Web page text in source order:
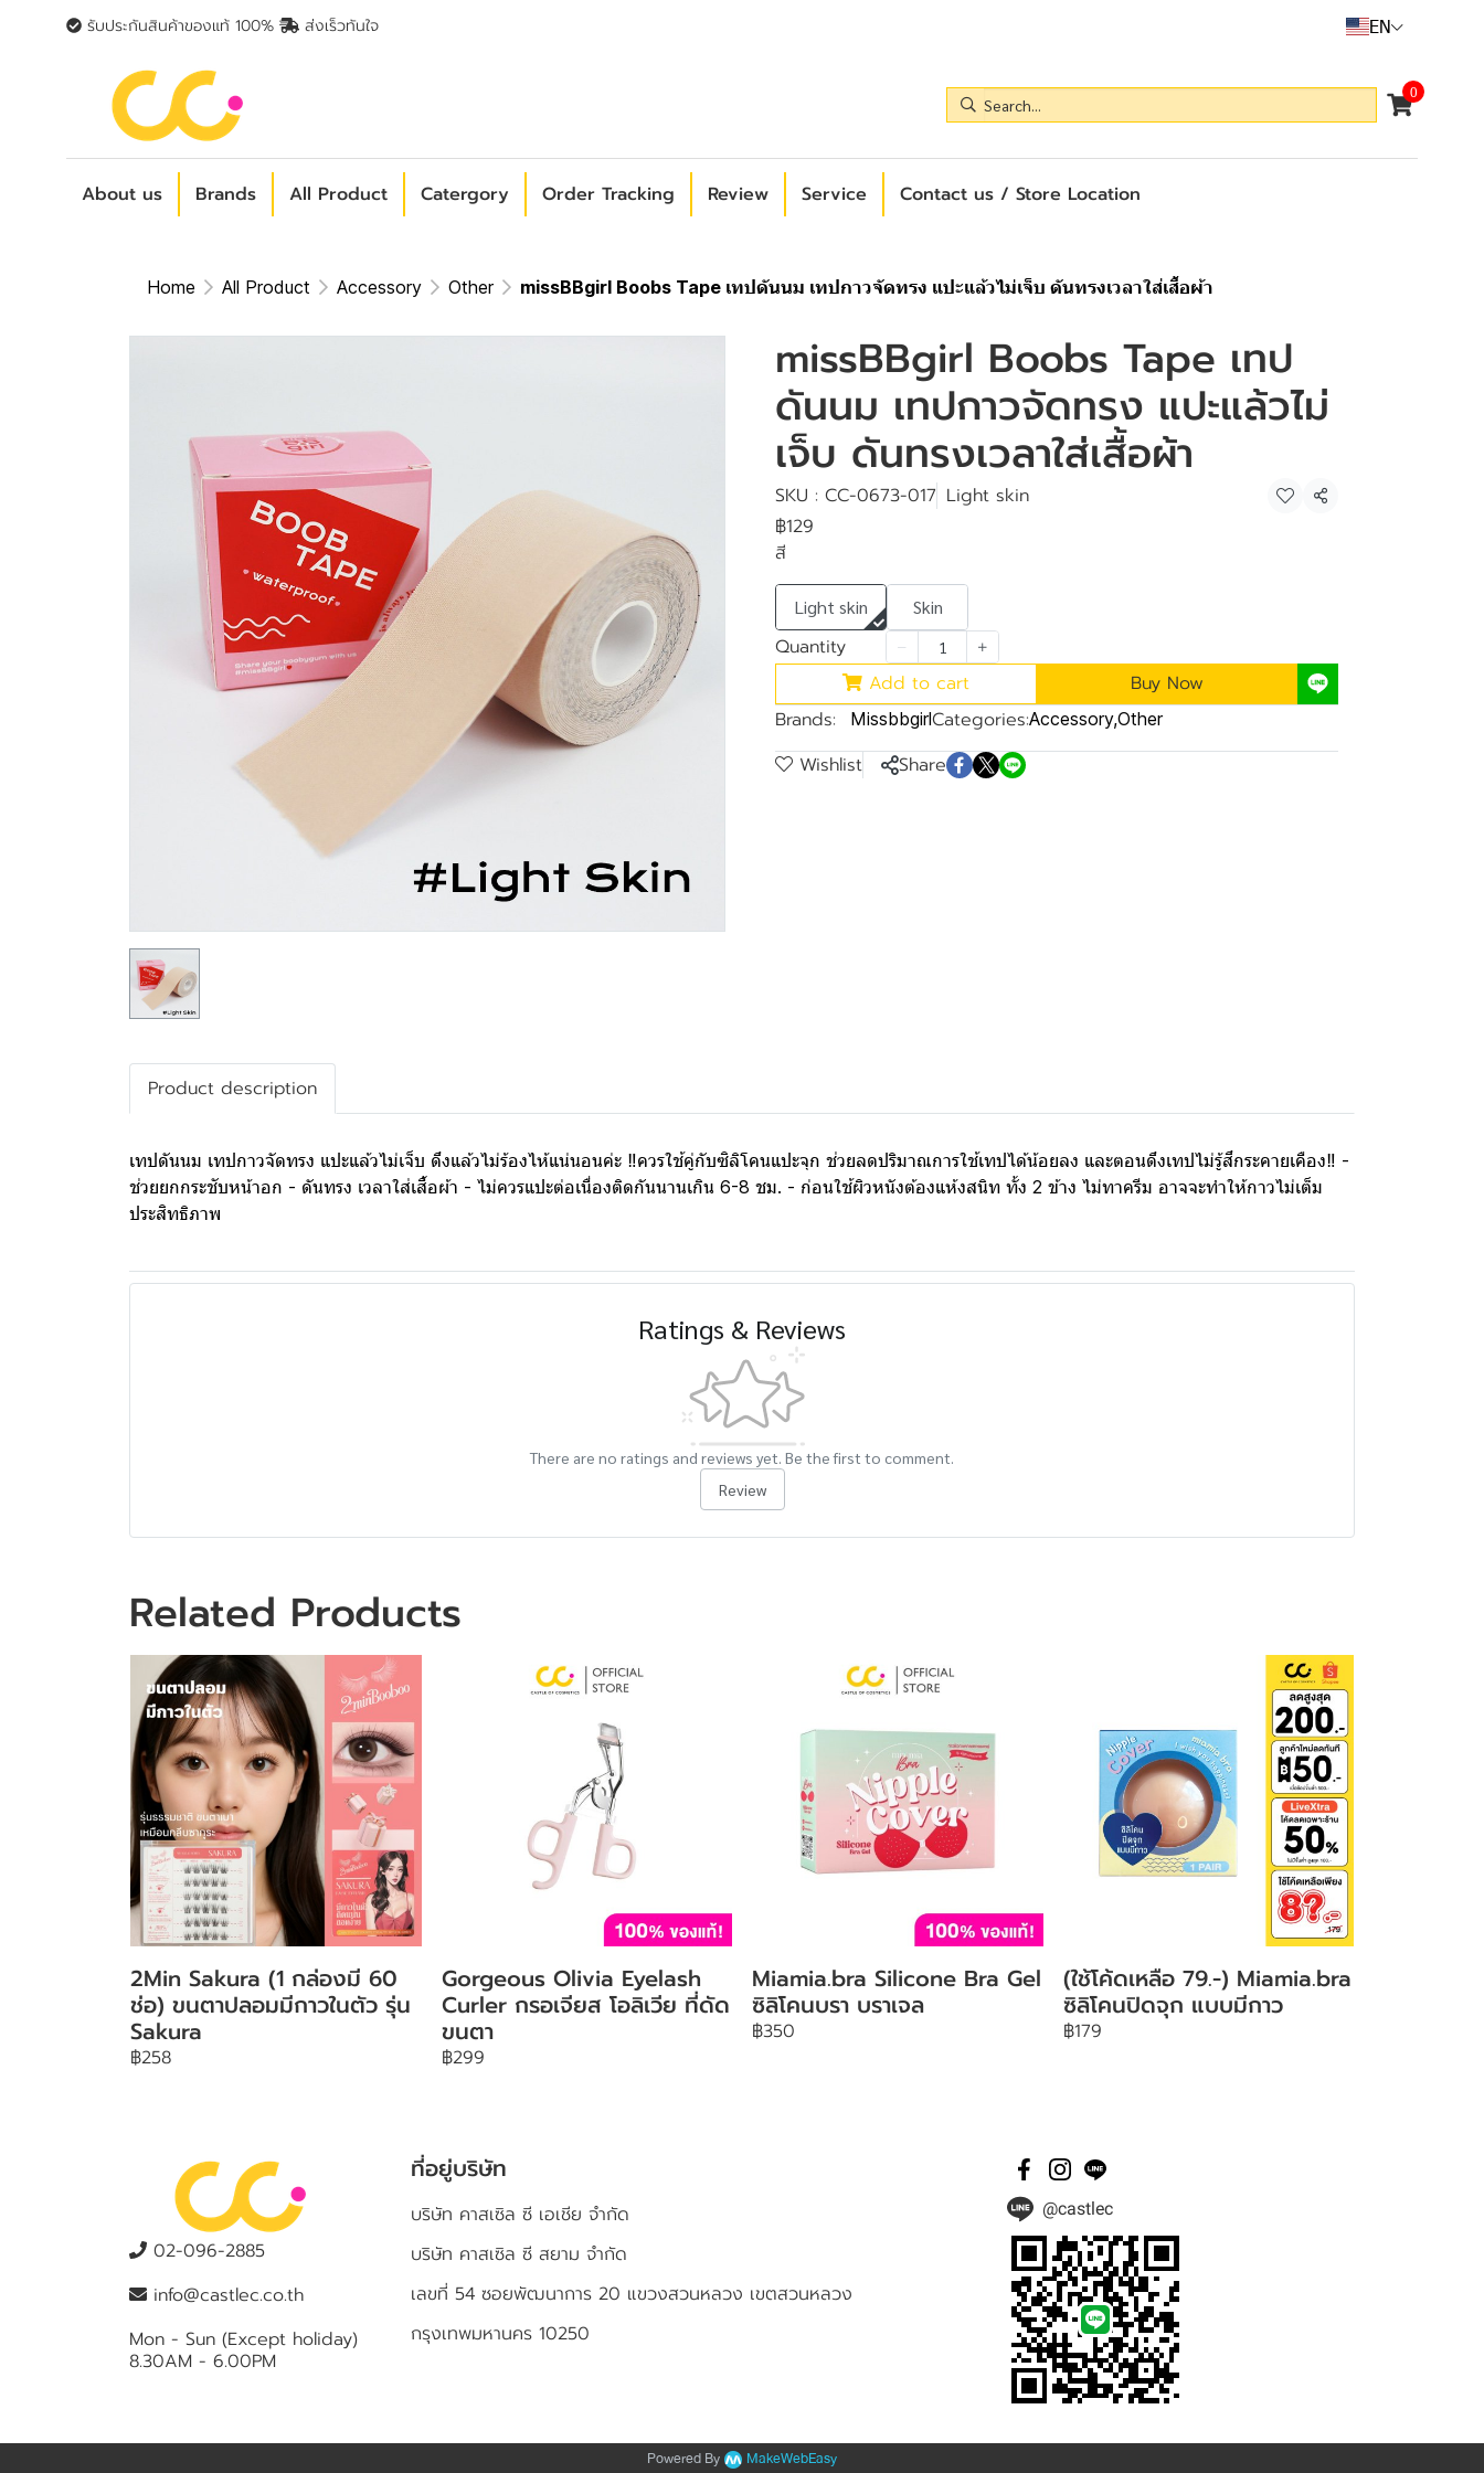
รับประกันสินค้าของแท้ 100% ส่งเร็วทันใจ EN
0
About us Brands All Product Catergory Order Tracking Review Service Contact us / Store Location
Home All Product Accessory Other missBBgirl Boobs Tape เทปดันนม เทปกาวจัดทรง แปะแล้วไม่เจ็บ ดันทรงเวลาใส่เสื้อผ้า
missBBgirl Boobs Tape เทป
ดันนม เทปกาวจัดทรง แปะแล้วไม่
เจ็บ ดันทรงเวลาใส่เสื้อผ้า
SKU : CC-0673-017 Light skin
Share
฿129
สี
Light skin Skin
Quantity
Add to cart
Buy Now
Brands:
MissbbgirlCategories:Accessory,Other
Wishlist Share
Product description
เทปดันนม เทปกาวจัดทรง แปะแล้วไม่เจ็บ ดึงแล้วไม่ร้องไห้แน่นอนค่ะ ‼ควรใช้คู่กับซิลิโคนแปะจุก ช่วยลดปริมาณการใช้เทปได้น้อยลง และตอนดึงเทปไม่รู้สึกระคายเคือง‼ -
ช่วยยกกระชับหน้าอก - ดันทรง เวลาใส่เสื้อผ้า - ไม่ควรแปะต่อเนื่องติดกันนานเกิน 6-8 ชม. - ก่อนใช้ผิวหนังต้องแห้งสนิท ทั้ง 2 ข้าง ไม่ทาครีม อาจจะทำให้กาวไม่เต็ม
ประสิทธิภาพ
Ratings & Reviews
There are no ratings and reviews yet. Be the first to comment.
Review
Related Products
2Min Sakura (1 กล่องมี 60
ช่อ) ขนตาปลอมมีกาวในตัว รุ่น
Sakura
฿258
Gorgeous Olivia Eyelash
Curler กรอเจียส โอลิเวีย ที่ดัด
ขนตา
฿299
Miamia.bra Silicone Bra Gel
ซิลิโคนบรา บราเจล
฿350
(ใช้โค้ดเหลือ 79.-) Miamia.bra
ซิลิโคนปิดจุก แบบมีกาว
฿179
02-096-2885
info@castlec.co.th
Mon - Sun (Except holiday)
8.30AM - 6.00PM
ที่อยู่บริษัท
บริษัท คาสเซิล ซี เอเชีย จำกัด
บริษัท คาสเซิล ซี สยาม จำกัด
เลขที่ 54 ซอยพัฒนาการ 20 แขวงสวนหลวง เขตสวนหลวง
กรุงเทพมหานคร 10250
@castlec
Powered By MakeWebEasy